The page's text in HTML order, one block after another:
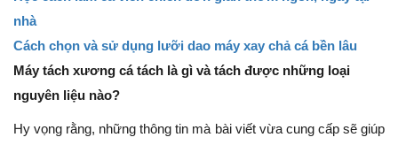
nhà
Cách chọn và sử dụng lưỡi dao máy xay chả cá bền lâu
Máy tách xương cá tách là gì và tách được những loại
nguyên liệu nào?
Hy vọng rằng, những thông tin mà bài viết vừa cung cấp sẽ giúp